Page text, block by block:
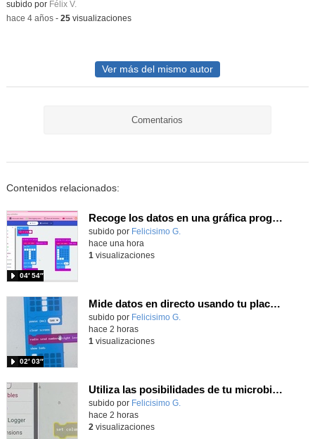
Contenido educativo.
subido por Félix V.
-hace 4 años- 25visualizaciones
Ver más del mismo autor
Comentarios
Contenidos relacionados:
Recoge los datos en una gráfica programando tu placa microbit con MakeCode y conoce la Tª y nivel de luz en este eclipse
Contenido educativo.
subido por Felicisimo G.
04′ 54″
hace una hora
1 visualizaciones
Mide datos en directo usando tu placa microbit y programando con MakeCode dos placas conectadas por radio
Contenido educativo.
subido por Felicisimo G.
02′ 03″
hace 2 horas
1 visualizaciones
Utiliza las posibilidades de tu microbit programando com MakeCode para medir temperatura y nivel de luz con Datalogger
Contenido educativo.
subido por Felicisimo G.
hace 2 horas
2 visualizaciones